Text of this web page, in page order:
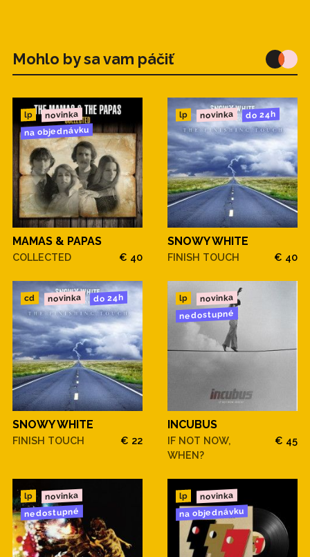
Mohlo by sa vam páčiť
lp novinka
na objednávku
MAMAS & PAPAS
COLLECTED € 40
lp novinka do 24h
SNOWY WHITE
FINISH TOUCH € 40
cd novinka do 24h
SNOWY WHITE
FINISH TOUCH € 22
lp novinka
nedostupné
INCUBUS
IF NOT NOW,
WHEN?
€ 45
lp novinka
nedostupné
lp novinka
na objednávku